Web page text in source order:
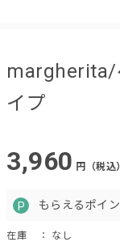
margherita/
イプ
3,960 円（税込）
もらえるポイン
在庫 ： なし